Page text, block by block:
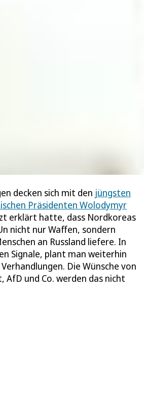
decken sich mit den jüngsten
Präsidenten Wolodymyr
erklärt hatte, dass Nordkoreas
nicht nur Waffen, sondern
an Russland liefere. In
Signale, plant man weiterhin
Die Wünsche von
AfD und Co. werden das nicht